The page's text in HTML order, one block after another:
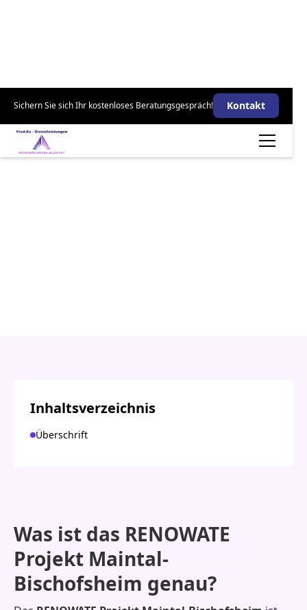
Sichern Sie sich Ihr kostenloses Beratungsgespräch! Kontakt
Wie Sie von der Sanierung im
Maintal-Bischofsheim
Inhaltsverzeichnis
Überschrift
Was ist das RENOWATE
Projekt Maintal-
Bischofsheim genau?